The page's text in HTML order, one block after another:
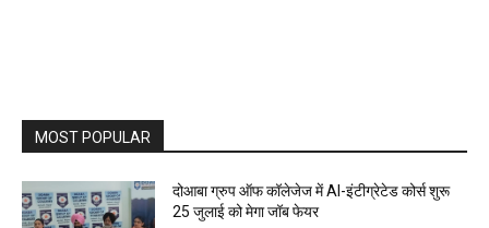
MOST POPULAR
दोआबा ग्रुप ऑफ कॉलेजेज में AI-इंटीग्रेटेड कोर्स शुरू
25 जुलाई को मेगा जॉब फेयर